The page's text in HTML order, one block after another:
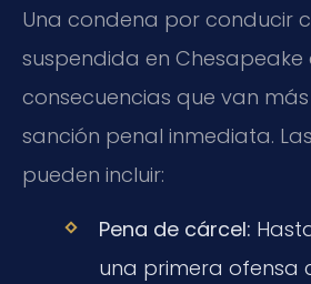
Una condena por conducir
suspendida en Chesapeake
consecuencias que van
sanción penal inmediata.
pueden incluir:
Pena de cárcel:
una primera ofensa